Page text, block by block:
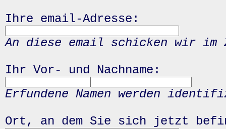
Ihre email-Adresse:
An diese email schicken wir
Ihr Vor- und Nachname:
Erfundene Namen werden
Ort, an dem Sie sich jetzt